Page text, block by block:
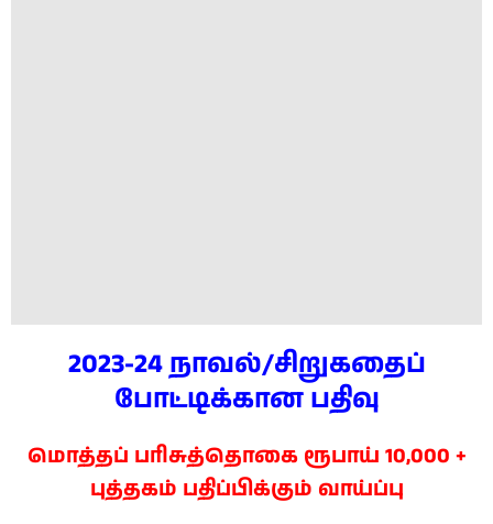
2023-24 நாவல்/சிறுகதைப்
போட்டிக்கான பதிவு
மொத்தப் பரிசுத்தொகை ரூபாய் 10,000 +
புத்தகம் பதிப்பிக்கும் வாய்ப்பு